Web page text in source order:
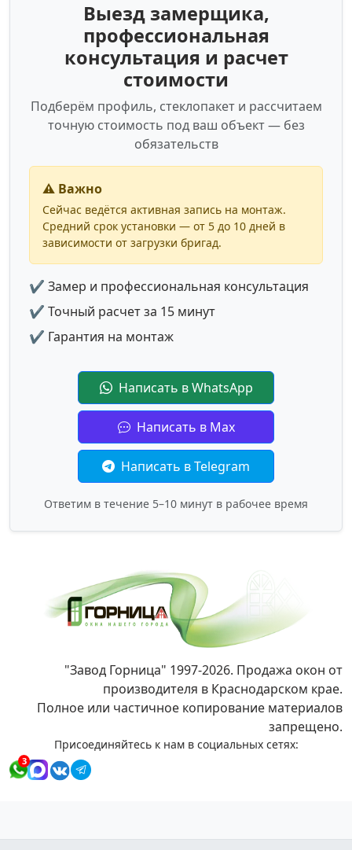
Выезд замерщика,
профессиональная
консультация и расчет
стоимости
Подберём профиль, стеклопакет и рассчитаем
точную стоимость под ваш объект — без
обязательств
⚠️ Важно
Сейчас ведётся активная запись на монтаж.
Средний срок установки — от 5 до 10 дней в
зависимости от загрузки бригад.
✔ Замер и профессиональная консультация
✔ Точный расчет за 15 минут
✔ Гарантия на монтаж
Написать в WhatsApp
Написать в Max
Написать в Telegram
Ответим в течение 5–10 минут в рабочее время
"Завод Горница" 1997-2026. Продажа окон от
производителя в Краснодарском крае.
Полное или частичное копирование материалов
запрещено.
Присоединяйтесь к нам в социальных сетях:
3